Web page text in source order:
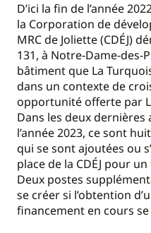
D’ici la fin de l’année
la Corporation de
MRC de Joliette (CDÉJ)
131, à Notre-Dame-des-
bâtiment que La
dans un contexte de
opportunité offerte par
Dans les deux dernières
l’année 2023, ce sont
qui se sont ajoutées ou
place de la CDÉJ pour
Deux postes
se créer si l’obtention
financement en cours